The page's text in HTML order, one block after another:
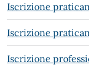
Iscrizione
Iscrizione
Iscrizione